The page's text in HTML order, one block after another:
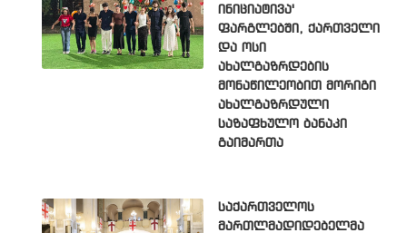
ინიციატივა'
ფარგლებში, ქართველი
და ოსი
ახალგაზრდების
მონაწილეობით მორიგი
ახალგაზრდული
საზაფხულო ბანაკი
გაიმართა
საქართველოს
მართლმადიდებელმა